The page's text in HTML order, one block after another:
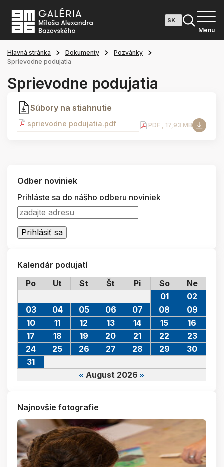
Menu
Hlavná stránka Dokumenty
Pozvánky
Sprievodne podujatia
Sprievodne podujatia
Súbory na stiahnutie
sprievodne podujatia.pdf PDF , 17,93 MB
Odber noviniek
Prihláste sa do nášho odberu noviniek
Kalendár podujatí
Po
Ut St Št Pi So Ne
August 2026
01
02
03
04 05 06 07 08
09
10
11 12 13 14 15
16
17
18 19 20 21 22
23
24
25 26 27 28 29
30
31
Najnovšie fotografie